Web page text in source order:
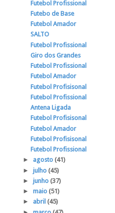
Futebol Profissional
Futebo de Base
Futebol Amador
SALTO
Futebol Profissional
Giro dos Grandes
Futebol Profissional
Futebol Amador
Futebol Profisisonal
Futebol Profissional
Antena Ligada
Futebol Profisisonal
Futebol Amador
Futebol Profisisonal
Futebol Profissional
► agosto (41)
► julho (45)
► junho (37)
► maio (51)
► abril (45)